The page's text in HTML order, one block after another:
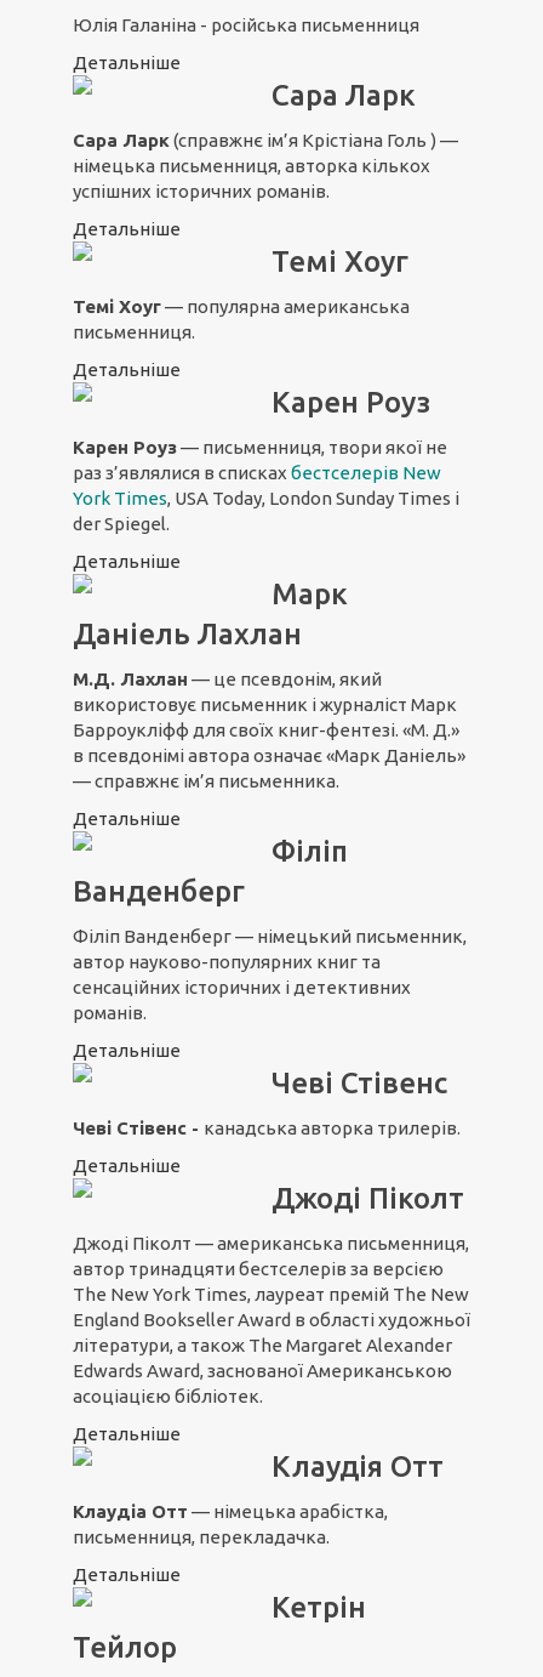
Юлія Галаніна - російська письменниця
Детальніше
Сара Ларк
Сара Ларк(справжнє ім’я Крістіана Голь ) —
німецька письменниця, авторка кількох
успішних історичних романів.
Детальніше
Темі Хоуг
Темі Хоуг— популярна американська
письменниця.
Детальніше
Карен Роуз
Карен Роуз— письменниця, твори якої не
раз з’являлися в списках бестселерів New
York Times, USA Today, London Sunday Times і
der Spiegel.
Детальніше
Марк
Даніель Лахлан
М.Д. Лахлан — це псевдонім, який
використовує письменник і журналіст Марк
Барроукліфф для своїх книг-фентезі. «М. Д.»
в псевдонімі автора означає «Марк Даніель»
— справжнє ім’я письменника.
Детальніше
Філіп
Ванденберг
Філіп Ванденберг — німецький письменник,
автор науково-популярних книг та
сенсаційних історичних і детективних
романів.
Детальніше
Чеві Стівенс
Чеві Стівенс - канадська авторка трилерів.
Детальніше
Джоді Піколт
Джоді Піколт — американська письменниця,
автор тринадцяти бестселерів за версією
The New York Times, лауреат премій The New
England Bookseller Award в області художньої
літератури, а також The Margaret Alexander
Edwards Award, заснованої Американською
асоціацією бібліотек.
Детальніше
Клаудія Отт
Клаудіа Отт — німецька арабістка,
письменниця, перекладачка.
Детальніше
Кетрін
Тейлор